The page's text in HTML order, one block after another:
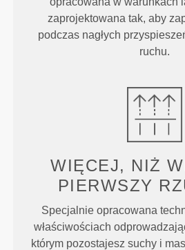
zaprojektowana tak, aby
podczas nagłych
ruchu.
WIĘCEJ, NIŻ
PIERWSZY
Specjalnie opracowana
właściwościach
którym pozostajesz suchy i